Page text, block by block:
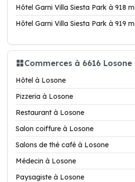
Hôtel Garni Villa Siesta Park à 918 m
Hôtel Garni Villa Siesta Park à 919 m
Commerces à 6616 Losone
Hôtel à Losone
Pizzeria à Losone
Restaurant à Losone
Salon coiffure à Losone
Salons de thé café à Losone
Médecin à Losone
Paysagiste à Losone